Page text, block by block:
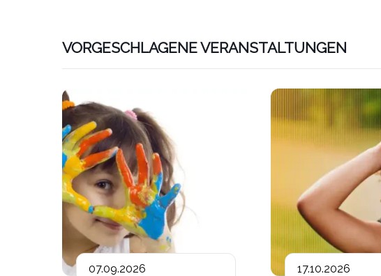
VORGESCHLAGENE VERANSTALTUNGEN
Link zu https://
07.09.2026 17.10.2026